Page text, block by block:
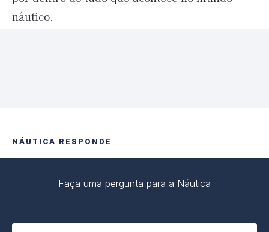
náutico.
NÁUTICA RESPONDE
Faça uma pergunta para a Náutica